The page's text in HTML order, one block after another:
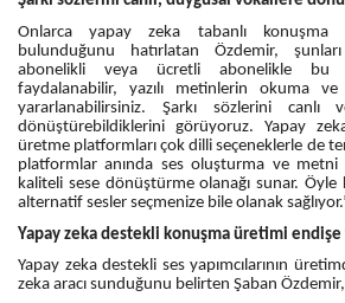
Onlarca yapay zeka tabanlı konuşma
bulunduğunu hatırlatan Özdemir,
abonelikli veya ücretli abonelikle bu
faydalanabilir, yazılı metinlerin okuma
yararlanabilirsiniz. Şarkı sözlerini canlı
dönüştürebildiklerini görüyoruz. Yapay
üretme platformları çok dilli seçeneklerle de
platformlar anında ses oluşturma ve metni
kaliteli sese dönüştürme olanağı sunar.
alternatif sesler seçmenize bile olanak
Yapay zeka destekli konuşma üretimi
Yapay zeka destekli ses yapımcılarının
zeka aracı sunduğunu belirten Şaban